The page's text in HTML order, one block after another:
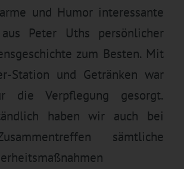
und Humor interessante
Peter Uths persönlicher
zum Besten. Mit
Station und Getränken war
die Verpflegung gesorgt.
haben wir auch bei
sämtliche